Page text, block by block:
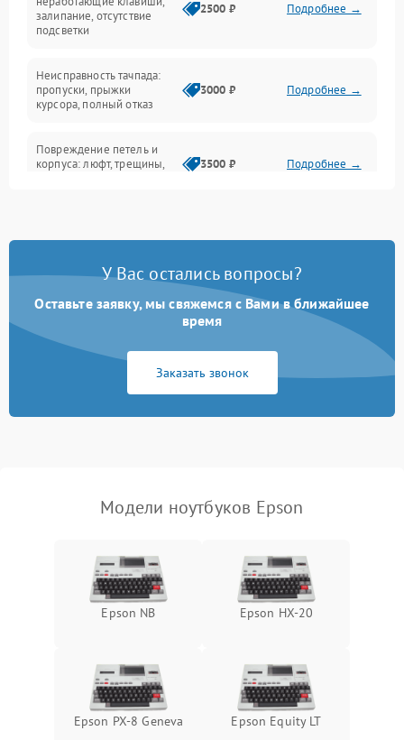
Батарея
Сеть и интернет
залипание, отсутствие
подсветки
2500 ₽ Подробнее →
Неисправность тачпада:
пропуски, прыжки
курсора, полный отказ
3000 ₽ Подробнее →
Повреждение петель и
корпуса: люфт, трещины,
3500 ₽ Подробнее →
быстрая разрядка,
2500 ₽ Подробнее →
Неисправность зарядного
питания
2000 ₽ Подробнее →
неисправности кулера
пропадание диска
оперативной памяти:
вылеты приложений,
синие экраны
Подробнее →
У Вас остались вопросы?
Оставьте заявку, мы свяжемся с Вами в ближайшее
время
Заказать звонок
Модели ноутбуков Epson
Epson NB Epson HX-20
Epson PX-8 Geneva Epson Equity LT